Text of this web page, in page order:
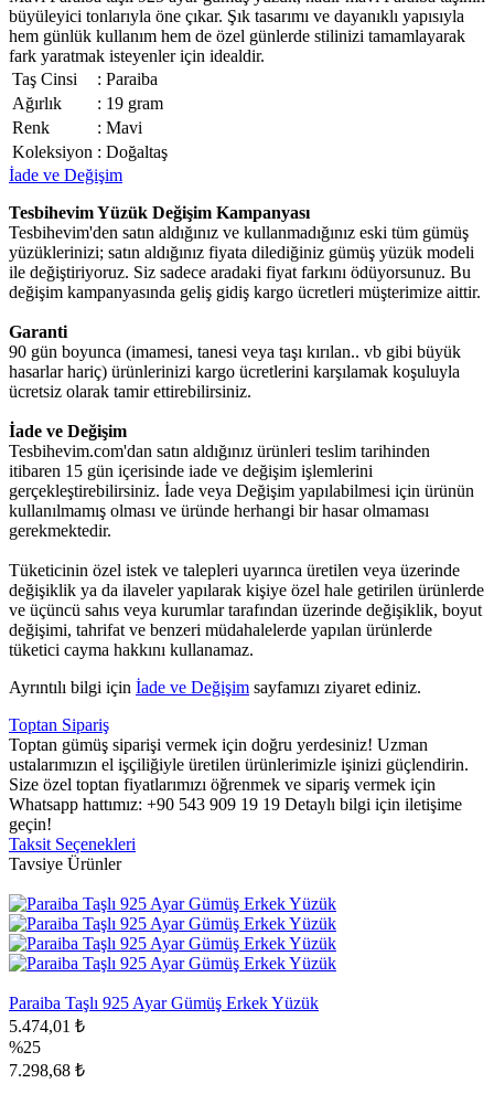
büyüleyici tonlarıyla öne çıkar. Şık tasarımı ve dayanıklı yapısıyla
hem günlük kullanım hem de özel günlerde stilinizi tamamlayarak
fark yaratmak isteyenler için idealdir.
Taş Cinsi
: Paraiba
Ağırlık
: 19 gram
Renk
: Mavi
Koleksiyon : Doğaltaş
İade ve Değişim
Tesbihevim Yüzük Değişim Kampanyası
Tesbihevim'den satın aldığınız ve kullanmadığınız eski tüm gümüş
yüzüklerinizi; satın aldığınız fiyata dilediğiniz gümüş yüzük modeli
ile değiştiriyoruz. Siz sadece aradaki fiyat farkını ödüyorsunuz. Bu
değişim kampanyasında geliş gidiş kargo ücretleri müşterimize aittir.
Garanti
90 gün boyunca (imamesi, tanesi veya taşı kırılan.. vb gibi büyük
hasarlar hariç) ürünlerinizi kargo ücretlerini karşılamak koşuluyla
ücretsiz olarak tamir ettirebilirsiniz.
İade ve Değişim
Tesbihevim.com'dan satın aldığınız ürünleri teslim tarihinden
itibaren 15 gün içerisinde iade ve değişim işlemlerini
gerçekleştirebilirsiniz. İade veya Değişim yapılabilmesi için ürünün
kullanılmamış olması ve üründe herhangi bir hasar olmaması
gerekmektedir.
Tüketicinin özel istek ve talepleri uyarınca üretilen veya üzerinde
değişiklik ya da ilaveler yapılarak kişiye özel hale getirilen ürünlerde
ve üçüncü sahıs veya kurumlar tarafından üzerinde değişiklik, boyut
değişimi, tahrifat ve benzeri müdahalelerde yapılan ürünlerde
tüketici cayma hakkını kullanamaz.
Ayrıntılı bilgi için İade ve Değişim sayfamızı ziyaret ediniz.
Toptan Sipariş
Toptan gümüş siparişi vermek için doğru yerdesiniz! Uzman
ustalarımızın el işçiliğiyle üretilen ürünlerimizle işinizi güçlendirin.
Size özel toptan fiyatlarımızı öğrenmek ve sipariş vermek için
Whatsapp hattımız: +90 543 909 19 19 Detaylı bilgi için iletişime
geçin!
Taksit Seçenekleri
Tavsiye Ürünler
Paraiba Taşlı 925 Ayar Gümüş Erkek Yüzük
5.474,01 ₺
%25
7.298,68 ₺